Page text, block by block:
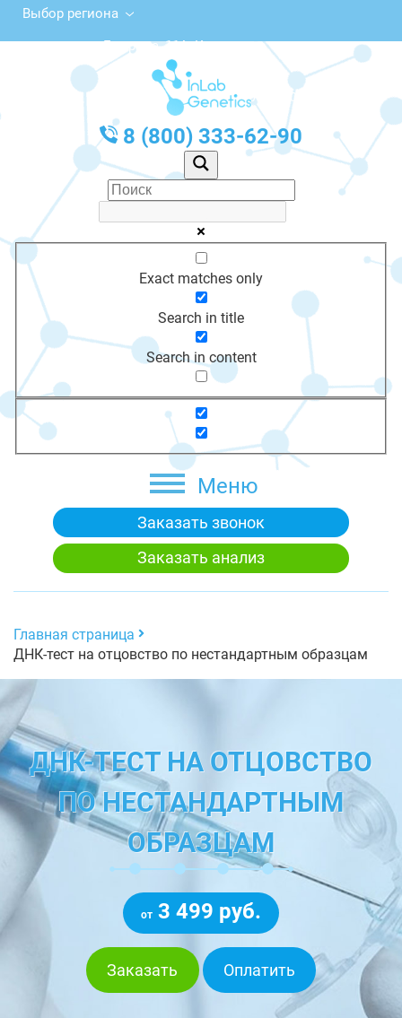
Выбор региона
ул. Гагарина, 11А, Камышлов
с 10:00 до 20:00
График работы: Пн-Пт с 10:00 до 20:00
8 (800) 333-62-90
Exact matches only
Search in title
Search in content
Меню
Заказать звонок
Заказать анализ
Главная страница
ДНК-тест на отцовство по нестандартным образцам
ДНК-ТЕСТ НА ОТЦОВСТВО
ПО НЕСТАНДАРТНЫМ
ОБРАЗЦАМ
от 3 499 руб.
Заказать Оплатить